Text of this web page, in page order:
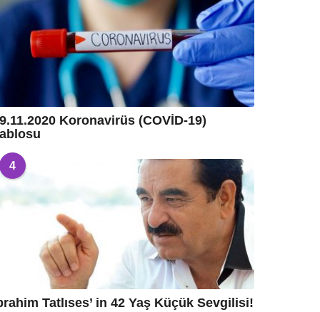
Koronavirüs (COVİD-19)
4
Tatlıses’ in 42 Yaş Küçük Sevgilisi!